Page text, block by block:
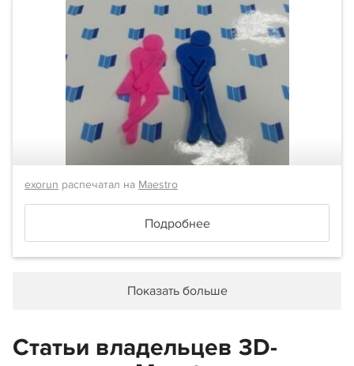
exorun распечатал на Maestro
Подробнее
Показать больше
Статьи владельцев 3D-